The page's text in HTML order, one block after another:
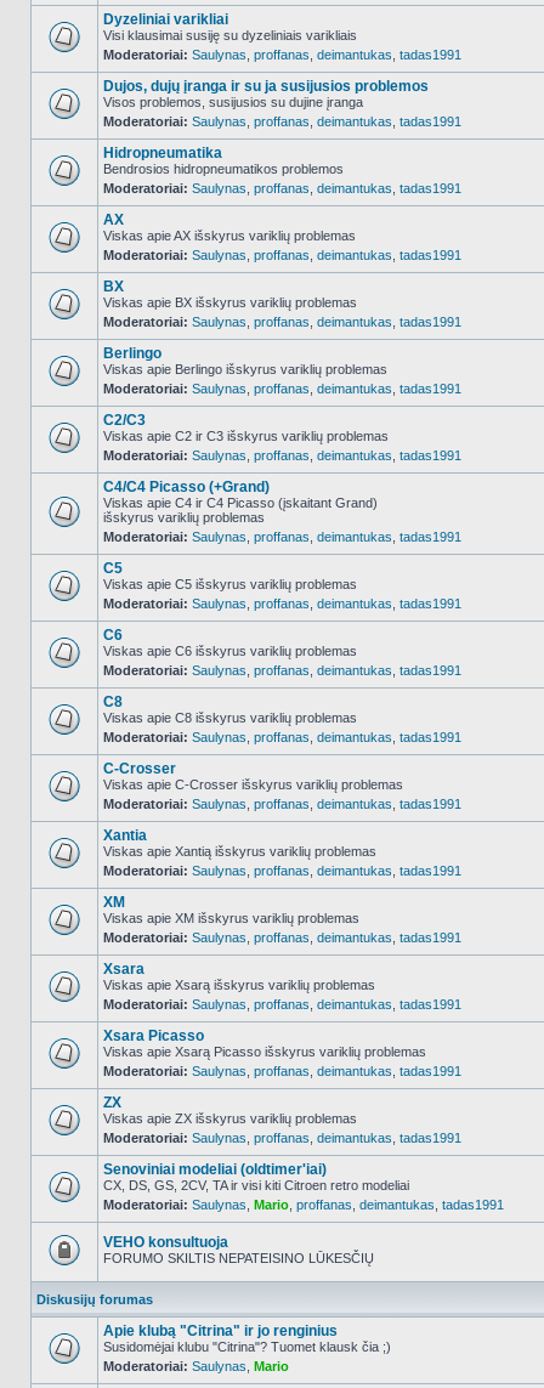
NO_UNREAD_POSTS
Dyzeliniai varikliai
Visi klausimai susiję su dyzeliniais varikliais
Moderatoriai: Saulynas proffanas deimantukas tadas1991
NO_UNREAD_POSTS
Dujos, dujų įranga ir su ja susijusios problemos
Visos problemos, susijusios su dujine įranga
Moderatoriai: Saulynas proffanas deimantukas tadas1991
NO_UNREAD_POSTS
Hidropneumatika
Bendrosios hidropneumatikos problemos
Moderatoriai: Saulynas proffanas deimantukas tadas1991
NO_UNREAD_POSTS
AX
Viskas apie AX išskyrus variklių problemas
Moderatoriai: Saulynas proffanas deimantukas tadas1991
NO_UNREAD_POSTS
BX
Viskas apie BX išskyrus variklių problemas
Moderatoriai: Saulynas proffanas deimantukas tadas1991
NO_UNREAD_POSTS
Berlingo
Viskas apie Berlingo išskyrus variklių problemas
Moderatoriai: Saulynas proffanas deimantukas tadas1991
NO_UNREAD_POSTS
C2/C3
Viskas apie C2 ir C3 išskyrus variklių problemas
Moderatoriai: Saulynas proffanas deimantukas tadas1991
NO_UNREAD_POSTS
C4/C4 Picasso (+Grand)
Viskas apie C4 ir C4 Picasso (įskaitant Grand)
išskyrus variklių problemas
Moderatoriai: Saulynas proffanas deimantukas tadas1991
NO_UNREAD_POSTS
C5
Viskas apie C5 išskyrus variklių problemas
Moderatoriai: Saulynas proffanas deimantukas tadas1991
NO_UNREAD_POSTS
C6
Viskas apie C6 išskyrus variklių problemas
Moderatoriai: Saulynas proffanas deimantukas tadas1991
NO_UNREAD_POSTS
C8
Viskas apie C8 išskyrus variklių problemas
Moderatoriai: Saulynas proffanas deimantukas tadas1991
NO_UNREAD_POSTS
C-Crosser
Viskas apie C-Crosser išskyrus variklių problemas
Moderatoriai: Saulynas proffanas deimantukas tadas1991
NO_UNREAD_POSTS
Xantia
Viskas apie Xantią išskyrus variklių problemas
Moderatoriai: Saulynas proffanas deimantukas tadas1991
NO_UNREAD_POSTS
XM
Viskas apie XM išskyrus variklių problemas
Moderatoriai: Saulynas proffanas deimantukas tadas1991
NO_UNREAD_POSTS
Xsara
Viskas apie Xsarą išskyrus variklių problemas
Moderatoriai: Saulynas proffanas deimantukas tadas1991
NO_UNREAD_POSTS
Xsara Picasso
Viskas apie Xsarą Picasso išskyrus variklių problemas
Moderatoriai: Saulynas proffanas deimantukas tadas1991
NO_UNREAD_POSTS
ZX
Viskas apie ZX išskyrus variklių problemas
Moderatoriai: Saulynas proffanas deimantukas tadas1991
NO_UNREAD_POSTS
Senoviniai modeliai (oldtimer'iai)
CX, DS, GS, 2CV, TA ir visi kiti Citroen retro modeliai
Moderatoriai: Saulynas Mario proffanas deimantukas tadas1991
užrakintas
VEHO konsultuoja
FORUMO SKILTIS NEPATEISINO LŪKESČIŲ
Diskusijų forumas
NO_UNREAD_POSTS
Apie klubą "Citrina" ir jo renginius
Susidomėjai klubu "Citrina"? Tuomet klausk čia ;)
Moderatoriai: Saulynas Mario